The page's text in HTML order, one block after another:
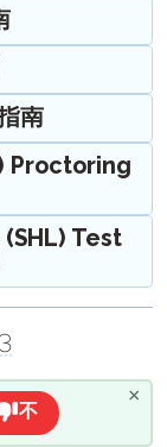
南
Proctoring
Test
不
×